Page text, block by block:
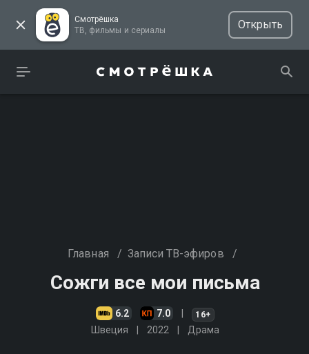
Смотрёшка
ТВ, фильмы и сериалы
Открыть
Главная / Записи ТВ-эфиров /
Сожги все мои письма
6.2 7.0 16+
Швеция 2022 Драма